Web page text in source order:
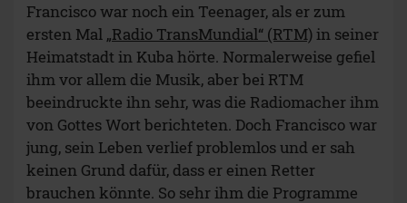
Francisco war noch ein Teenager, als er zum
ersten Mal „Radio TransMundial“ (RTM)in seiner
Heimatstadt in Kuba hörte. Normalerweise gefiel
ihm vor allem die Musik, aber bei RTM
beeindruckte ihn sehr, was die Radiomacher ihm
von Gottes Wort berichteten. Doch Francisco war
jung, sein Leben verlief problemlos und er sah
keinen Grund dafür, dass er einen Retter
brauchen könnte. So sehr ihm die Programme